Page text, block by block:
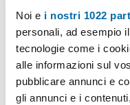
Noi e i nostri 1022
personali, ad esempio
tecnologie come i
alle informazioni sul
pubblicare annunci e
gli annunci e i